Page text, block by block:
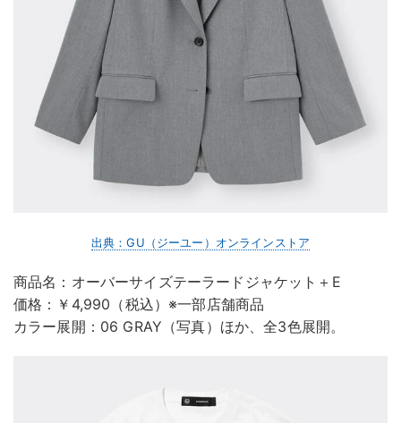
出典：GU（ジーユー）オンラインストア
商品名：オーバーサイズテーラードジャケット＋E
価格：￥4,990（税込）※一部店舗商品
カラー展開：06 GRAY（写真）ほか、全3色展開。